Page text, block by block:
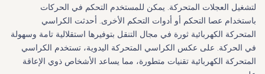
لتشغيل العجلات المتحركة. يمكن للمستخدم التحكم في الحركات
باستخدام عصا التحكم أو أدوات التحكم الأخرى. أحدثت الكراسي
المتحركة الكهربائية ثورة في مجال التنقل بتوفيرها استقلالية تامة وسهولة
في الحركة. على عكس الكراسي المتحركة اليدوية، تستخدم الكراسي
المتحركة الكهربائية تقنيات متطورة، مما يساعد الأشخاص ذوي الإعاقة